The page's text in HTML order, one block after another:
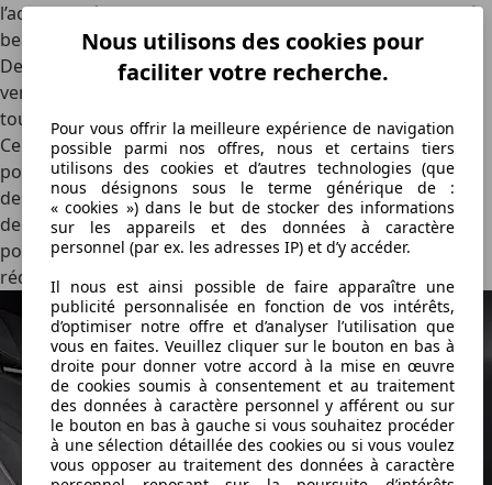
l’accoutumée avec les voitures chinoises. Contrairement à
beaucoup d’autres joueurs dans le segment premium, la
Denza Z9 GT présente des sièges électriques, chauffants,
ventilés et massants, devant comme derrière. En plus…
tout est de série !
Cela étant, notre regard critique réussit quand même à se
poser sur certains éléments. D’abord, l’espace aux jantes
des passagers arrière est généreux, mais il est impossible
de glisser ses pieds sous les assises avant. Qui plus est, la
position de conduite place le conducteur fort haut, ce qui
réduit l’espace à la tête.
Nous utilisons des cookies pour
faciliter votre recherche.
Pour vous offrir la meilleure expérience de navigation
possible parmi nos offres, nous et certains tiers
utilisons des cookies et d’autres technologies (que
nous désignons sous le terme générique de :
« cookies ») dans le but de stocker des informations
sur les appareils et des données à caractère
personnel (par ex. les adresses IP) et d’y accéder.
Il nous est ainsi possible de faire apparaître une
publicité personnalisée en fonction de vos intérêts,
d’optimiser notre offre et d’analyser l’utilisation que
vous en faites. Veuillez cliquer sur le bouton en bas à
droite pour donner votre accord à la mise en œuvre
de cookies soumis à consentement et au traitement
des données à caractère personnel y afférent ou sur
le bouton en bas à gauche si vous souhaitez procéder
à une sélection détaillée des cookies ou si vous voulez
vous opposer au traitement des données à caractère